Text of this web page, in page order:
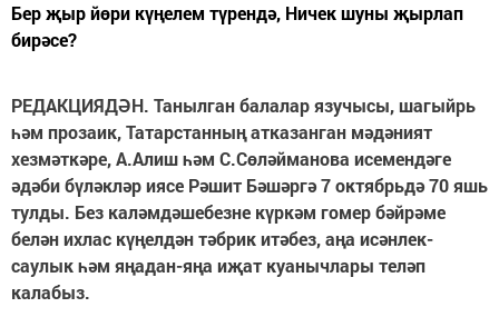
Бер җыр йөри күңелем түрендә, Ничек шуны җырлап
бирәсе?
РЕДАКЦИЯДӘН. Танылган балалар язучысы, шагыйрь
һәм прозаик, Татарстанның атказанган мәдәният
хезмәткәре, А.Алиш һәм С.Сөләйманова исемендәге
әдәби бүләкләр иясе Рәшит Бәшәргә 7 октябрьдә 70 яшь
тулды. Без каләмдәшебезне күркәм гомер бәйрәме
белән ихлас күңелдән тәбрик итәбез, аңа исәнлек-
саулык һәм яңадан-яңа иҗат куанычлары теләп
калабыз.